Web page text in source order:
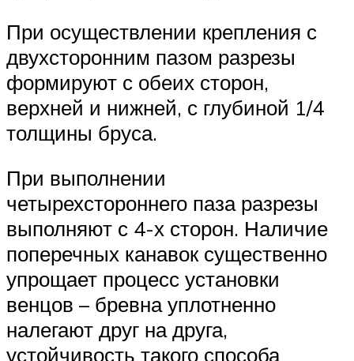
При осуществлении крепления с
двухсторонним пазом разрезы
формируют с обеих сторон,
верхней и нижней, с глубиной 1/4
толщины бруса.
При выполнении
четырехстороннего паза разрезы
выполняют с 4-х сторон. Наличие
поперечных канавок существенно
упрощает процесс установки
венцов – бревна уплотненно
налегают друг на друга,
устойчивость такого способа